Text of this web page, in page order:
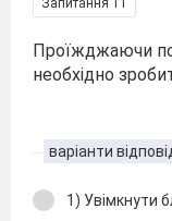
Проїжджаючи
необхідно
варіанти
1) Увімкнути